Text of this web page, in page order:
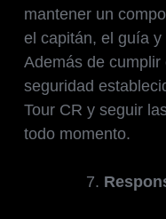
mantener un
el capitán, el guía
Además de
seguridad
Tour CR y seguir
todo momento.